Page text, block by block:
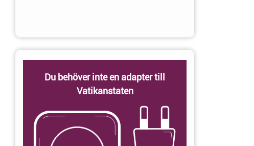
Du behöver inte en adapter till
Vatikanstaten